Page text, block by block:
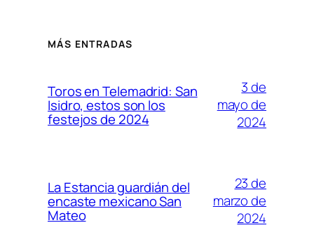
MÁS ENTRADAS
Toros en Telemadrid: San
Isidro, estos son los
festejos de 2024
3 de
mayo de
2024
La Estancia guardián del
encaste mexicano San
Mateo
23 de
marzo de
2024